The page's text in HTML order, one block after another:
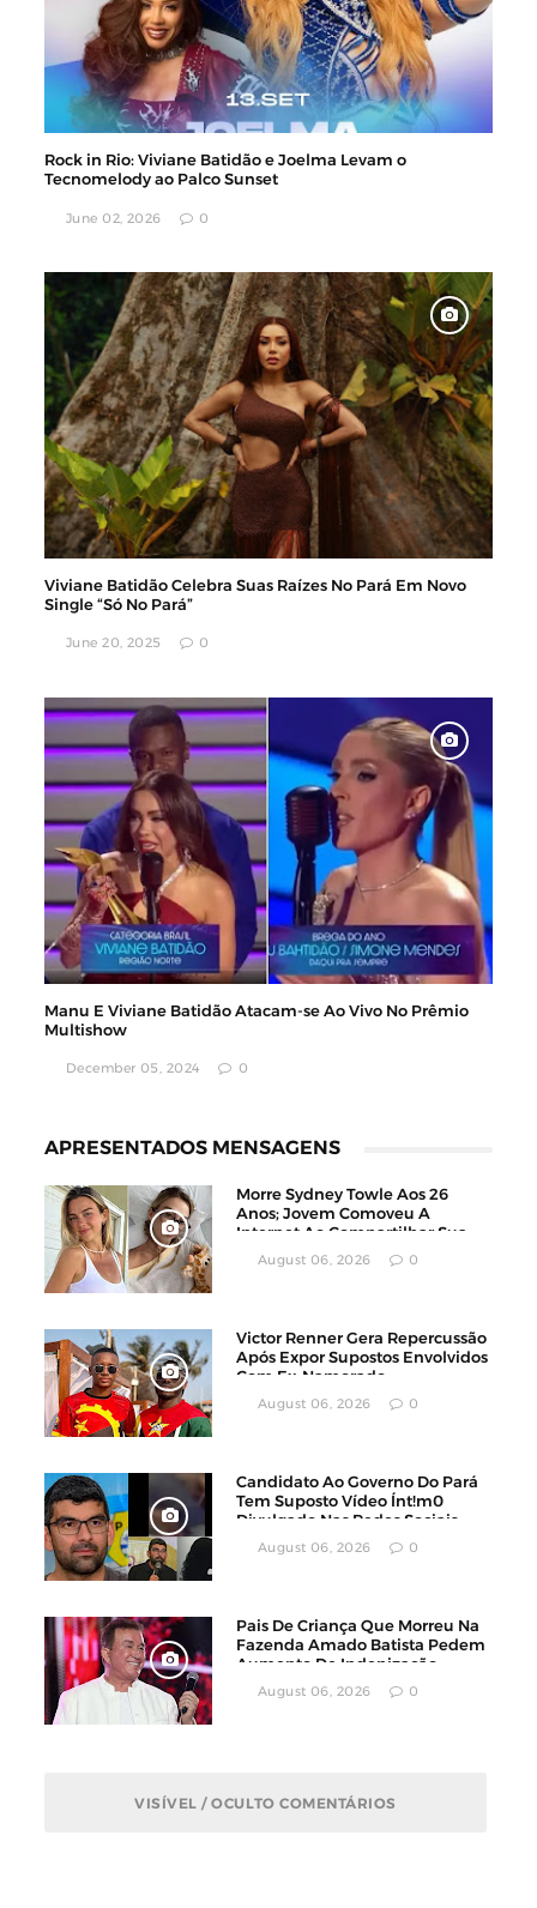
Rock in Rio: Viviane Batidão e Joelma Levam o
Tecnomelody ao Palco Sunset
June 02, 2026 0
Viviane Batidão Celebra Suas Raízes No Pará Em Novo
Single “Só No Pará”
June 20, 2025 0
Manu E Viviane Batidão Atacam-se Ao Vivo No Prêmio
Multishow
December 05, 2024 0
APRESENTADOS MENSAGENS
Morre Sydney Towle Aos 26
Anos; Jovem Comoveu A
Internet Ao Compartilhar Sua
Luta Contra O Câncer
August 06, 2026 0
Victor Renner Gera Repercussão
Após Expor Supostos Envolvidos
Com Ex-Namorado
August 06, 2026 0
Candidato Ao Governo Do Pará
Tem Suposto Vídeo Ínt!m0
Divulgado Nas Redes Sociais
August 06, 2026 0
Pais De Criança Que Morreu Na
Fazenda Amado Batista Pedem
Aumento De Indenização
August 06, 2026 0
VISÍVEL / OCULTO COMENTÁRIOS